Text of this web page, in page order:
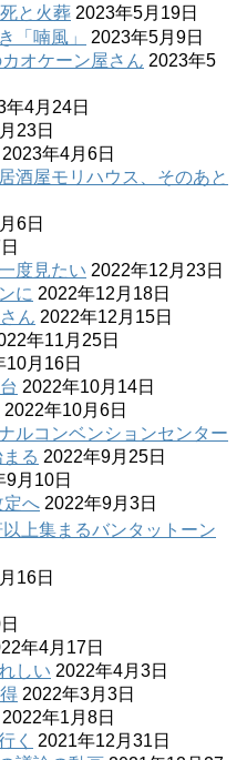
と火葬 2023年5月19日
「喃風」
2023年5月9日
オケーン屋さん 2023年5
年4月24日
23日
2023年4月6日
酒屋モリハウス、そのあと
6日
度見たい 2022年12月23日
に 2022年12月18日
ん 2022年12月15日
年11月25日
10月16日
2022年10月14日
2022年10月6日
ルコンベンションセンター
る 2022年9月25日
9月10日
定へ 2022年9月3日
上集まるバンタットーン
16日
年4月17日
しい 2022年4月3日
2022年3月3日
2022年1月8日
く
2021年12月31日